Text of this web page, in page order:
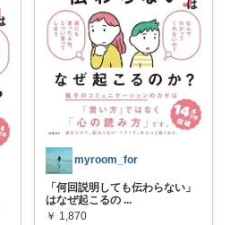
myroom_for
「何回説明しても伝わらない」
はなぜ起こるの ...
￥ 1,870